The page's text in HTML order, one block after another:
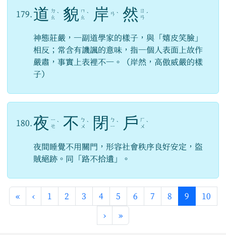
179. 道 ㄉ
ㄠ ˋ 貌 ㄇ
ㄠ ˋ 岸 ㄢ ˋ 然 ㄖ
ㄢ ˊ
神態莊嚴，一副道學家的樣子，與「嬉皮笑臉」
相反；常含有譏諷的意味，指一個人表面上故作
嚴肅，事實上表裡不一。（岸然，高傲威嚴的樣
子）
180. 夜 ㄧ
ㄝ ˋ 不 ㄅ
ㄨ ˋ 閉
ㄅ
ㄧ ˋ 戶 ㄏ
ㄨ ˋ
夜間睡覺不用關門，形容社會秩序良好安定，盜
賊絕跡。同「路不拾遺」。
«第一頁
‹上一頁
1 2 3 4 5 6 7 8 9(目前頁次
10
›下一頁
»最後頁